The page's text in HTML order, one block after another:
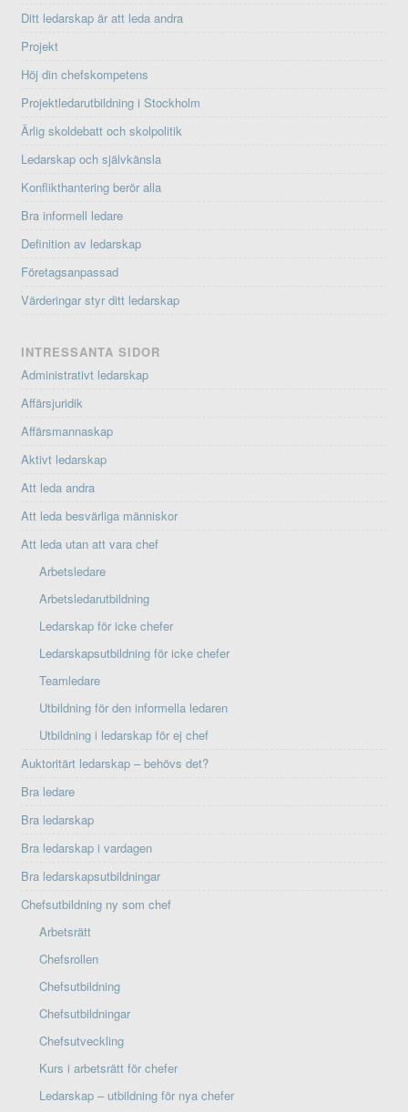
Ditt ledarskap är att leda andra
Projekt
Höj din chefskompetens
Projektledarutbildning i Stockholm
Ärlig skoldebatt och skolpolitik
Ledarskap och självkänsla
Konflikthantering berör alla
Bra informell ledare
Definition av ledarskap
Företagsanpassad
Värderingar styr ditt ledarskap
INTRESSANTA SIDOR
Administrativt ledarskap
Affärsjuridik
Affärsmannaskap
Aktivt ledarskap
Att leda andra
Att leda besvärliga människor
Att leda utan att vara chef
Arbetsledare
Arbetsledarutbildning
Ledarskap för icke chefer
Ledarskapsutbildning för icke chefer
Teamledare
Utbildning för den informella ledaren
Utbildning i ledarskap för ej chef
Auktoritärt ledarskap – behövs det?
Bra ledare
Bra ledarskap
Bra ledarskap i vardagen
Bra ledarskapsutbildningar
Chefsutbildning ny som chef
Arbetsrätt
Chefsrollen
Chefsutbildning
Chefsutbildningar
Chefsutveckling
Kurs i arbetsrätt för chefer
Ledarskap – utbildning för nya chefer